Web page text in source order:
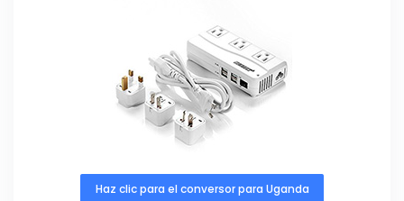
Haz clic para el conversor para Uganda